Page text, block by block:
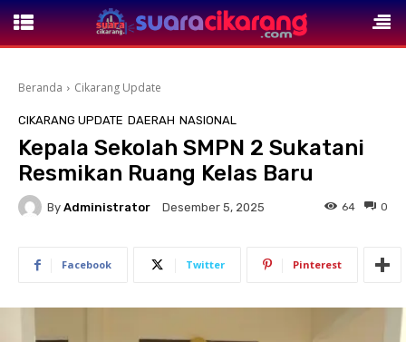
Beranda Cikarang Update
CIKARANG UPDATE DAERAH NASIONAL
Kepala Sekolah SMPN 2 Sukatani
Resmikan Ruang Kelas Baru
By Administrator Desember 5, 2025 0
64
Facebook Twitter Pinterest